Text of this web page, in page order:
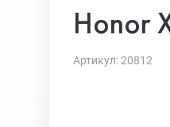
Honor
Артикул: 20812